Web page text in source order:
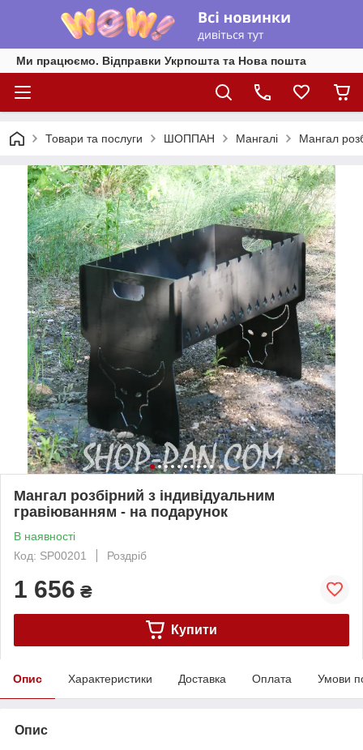
Ми працюємо. Відправки Укрпошта та Нова пошта
Товари та послуги ШОППАН Мангалі Мангал
Мангал розбірний з індивідуальним
гравіюванням - на подарунок
В наявності
Код: SP00201
Роздріб
1 656 ₴
Купити
Опис Характеристики Доставка Оплата Умови
Опис